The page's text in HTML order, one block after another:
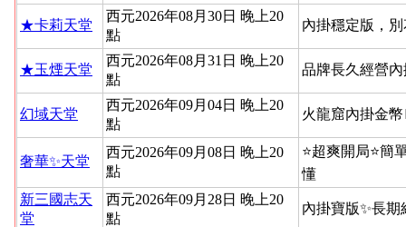
★卡莉天堂
西元2026年08月30日 晚上20
點
內掛穩定版，
★玉煙天堂
西元2026年08月31日 晚上20
點
品牌長久經營
幻域天堂
西元2026年09月04日 晚上20
點
火龍窟內掛金
奢華✨天堂
西元2026年09月08日 晚上20
點
⭐超爽開局⭐簡
懂
新三國志天
堂
西元2026年09月28日 晚上20
點
內掛寶版✨長期